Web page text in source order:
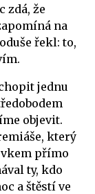
zdá, že
na
řekl: to,
jednu
objevit.
který
přímo
ty, kdo
a štěstí ve